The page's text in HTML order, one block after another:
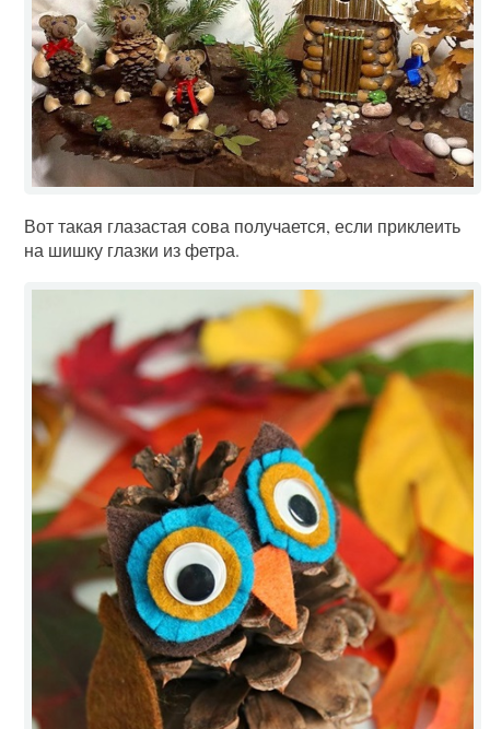
Вот такая глазастая сова получается, если приклеить
на шишку глазки из фетра.